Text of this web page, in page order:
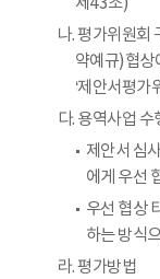
제43조)
나. 평가위원회
약예규)협상
‘제안서평가
다. 용역사업 수
제안서 심
에게 우선
우선 협상
하는 방식
라. 평가방법